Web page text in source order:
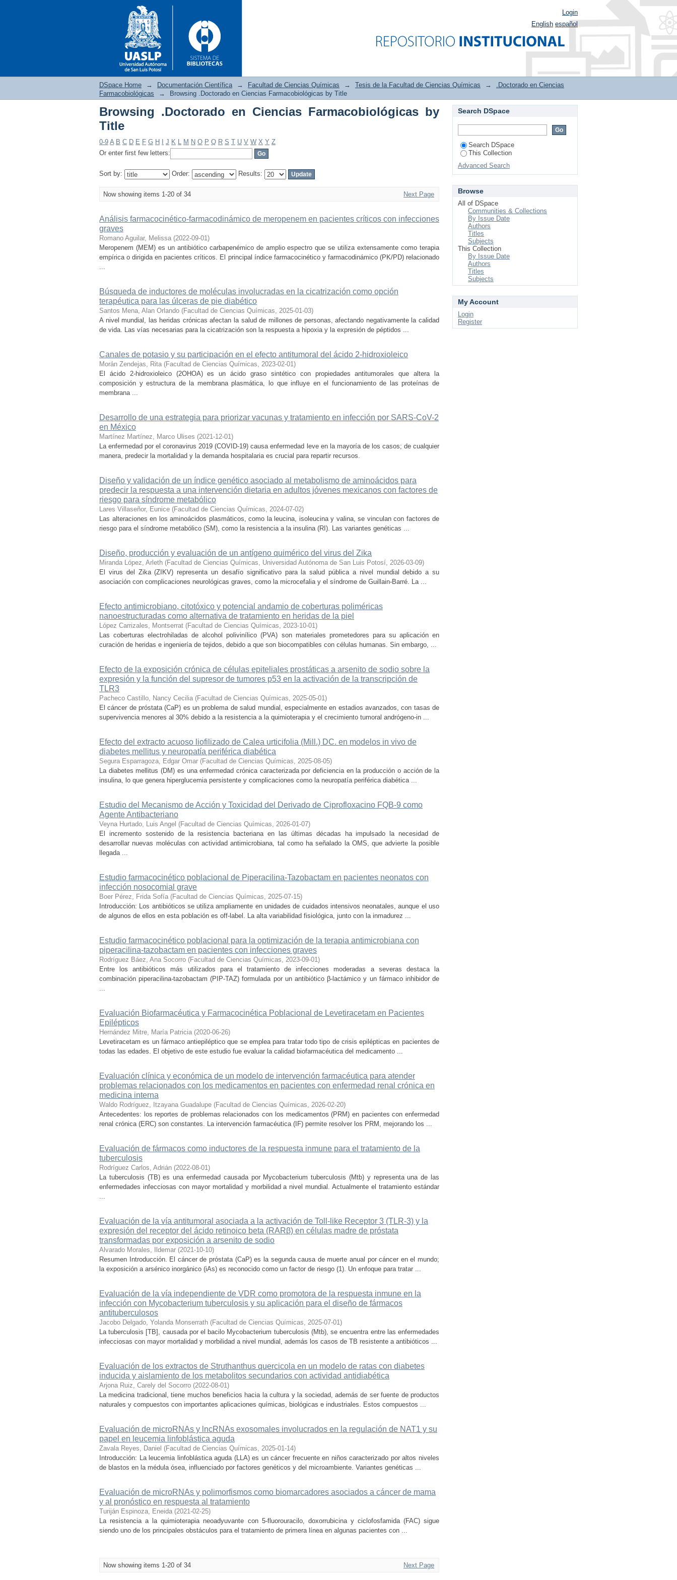
Browsing .Doctorado en Ciencias Farmacobiológicas by Title
Login
English español
DSpace Home → Documentación Científica → Facultad de Ciencias Químicas → Tesis de la Facultad de Ciencias Químicas →
.Doctorado en Ciencias
Farmacobiológicas
→ Browsing .Doctorado en Ciencias Farmacobiológicas by Title
Browsing .Doctorado en Ciencias Farmacobiológicas by
Title
0-9 A B C D E F G H J K L M N O P Q R S T U V W X Y Z
Or enter first few letters:
Sort by: Order: Results:
Now showing items 1-20 of 34 Next Page
Análisis farmacocinético-farmacodinámico de meropenem en pacientes críticos con infecciones
graves
Romano Aguilar, Melissa (2022-09-01)
Meropenem (MEM) es un antibiótico carbapenémico de amplio espectro que se utiliza extensamente como terapia
empírica o dirigida en pacientes críticos. El principal índice farmacocinético y farmacodinámico (PK/PD) relacionado
...
Búsqueda de inductores de moléculas involucradas en la cicatrización como opción
terapéutica para las úlceras de pie diabético
Santos Mena, Alan Orlando (Facultad de Ciencias Químicas, 2025-01-03)
A nivel mundial, las heridas crónicas afectan la salud de millones de personas, afectando negativamente la calidad
de vida. Las vías necesarias para la cicatrización son la respuesta a hipoxia y la expresión de péptidos ...
Canales de potasio y su participación en el efecto antitumoral del ácido 2-hidroxioleico
Morán Zendejas, Rita (Facultad de Ciencias Químicas, 2023-02-01)
El ácido 2-hidroxioleico (2OHOA) es un ácido graso sintético con propiedades antitumorales que altera la
composición y estructura de la membrana plasmática, lo que influye en el funcionamiento de las proteínas de
membrana ...
Desarrollo de una estrategia para priorizar vacunas y tratamiento en infección por SARS-CoV-2
en México
Martínez Martínez, Marco Ulises (2021-12-01)
La enfermedad por el coronavirus 2019 (COVID-19) causa enfermedad leve en la mayoría de los casos; de cualquier
manera, predecir la mortalidad y la demanda hospitalaria es crucial para repartir recursos.
Diseño y validación de un índice genético asociado al metabolismo de aminoácidos para
predecir la respuesta a una intervención dietaria en adultos jóvenes mexicanos con factores de
riesgo para síndrome metabólico
Lares Villaseñor, Eunice (Facultad de Ciencias Químicas, 2024-07-02)
Las alteraciones en los aminoácidos plasmáticos, como la leucina, isoleucina y valina, se vinculan con factores de
riesgo para el síndrome metabólico (SM), como la resistencia a la insulina (RI). Las variantes genéticas ...
Diseño, producción y evaluación de un antígeno quimérico del virus del Zika
Miranda López, Arleth (Facultad de Ciencias Químicas, Universidad Autónoma de San Luis Potosí, 2026-03-09)
El virus del Zika (ZIKV) representa un desafío significativo para la salud pública a nivel mundial debido a su
asociación con complicaciones neurológicas graves, como la microcefalia y el síndrome de Guillain-Barré. La ...
Efecto antimicrobiano, citotóxico y potencial andamio de coberturas poliméricas
nanoestructuradas como alternativa de tratamiento en heridas de la piel
López Carrizales, Montserrat (Facultad de Ciencias Químicas, 2023-10-01)
Las coberturas electrohiladas de alcohol polivinílico (PVA) son materiales prometedores para su aplicación en
curación de heridas e ingeniería de tejidos, debido a que son biocompatibles con células humanas. Sin embargo, ...
Efecto de la exposición crónica de células epiteliales prostáticas a arsenito de sodio sobre la
expresión y la función del supresor de tumores p53 en la activación de la transcripción de
TLR3
Pacheco Castillo, Nancy Cecilia (Facultad de Ciencias Químicas, 2025-05-01)
El cáncer de próstata (CaP) es un problema de salud mundial, especialmente en estadios avanzados, con tasas de
supervivencia menores al 30% debido a la resistencia a la quimioterapia y el crecimiento tumoral andrógeno-in ...
Efecto del extracto acuoso liofilizado de Calea urticifolia (Mill.) DC. en modelos in vivo de
diabetes mellitus y neuropatía periférica diabética
Segura Esparragoza, Edgar Omar (Facultad de Ciencias Químicas, 2025-08-05)
La diabetes mellitus (DM) es una enfermedad crónica caracterizada por deficiencia en la producción o acción de la
insulina, lo que genera hiperglucemia persistente y complicaciones como la neuropatía periférica diabética ...
Estudio del Mecanismo de Acción y Toxicidad del Derivado de Ciprofloxacino FQB-9 como
Agente Antibacteriano
Veyna Hurtado, Luis Angel (Facultad de Ciencias Químicas, 2026-01-07)
El incremento sostenido de la resistencia bacteriana en las últimas décadas ha impulsado la necesidad de
desarrollar nuevas moléculas con actividad antimicrobiana, tal como ha señalado la OMS, que advierte la posible
llegada ...
Estudio farmacocinético poblacional de Piperacilina-Tazobactam en pacientes neonatos con
infección nosocomial grave
Boer Pérez, Frida Sofía (Facultad de Ciencias Químicas, 2025-07-15)
Introducción: Los antibióticos se utiliza ampliamente en unidades de cuidados intensivos neonatales, aunque el uso
de algunos de ellos en esta población es off-label. La alta variabilidad fisiológica, junto con la inmadurez ...
Estudio farmacocinético poblacional para la optimización de la terapia antimicrobiana con
piperacilina-tazobactam en pacientes con infecciones graves
Rodríguez Báez, Ana Socorro (Facultad de Ciencias Químicas, 2023-09-01)
Entre los antibióticos más utilizados para el tratamiento de infecciones moderadas a severas destaca la
combinación piperacilina-tazobactam (PIP-TAZ) formulada por un antibiótico β-lactámico y un fármaco inhibidor de
...
Evaluación Biofarmacéutica y Farmacocinética Poblacional de Levetiracetam en Pacientes
Epilépticos
Hernández Mitre, María Patricia (2020-06-26)
Levetiracetam es un fármaco antiepiléptico que se emplea para tratar todo tipo de crisis epilépticas en pacientes de
todas las edades. El objetivo de este estudio fue evaluar la calidad biofarmacéutica del medicamento ...
Evaluación clínica y económica de un modelo de intervención farmacéutica para atender
problemas relacionados con los medicamentos en pacientes con enfermedad renal crónica en
medicina interna
Waldo Rodríguez, Itzayana Guadalupe (Facultad de Ciencias Químicas, 2026-02-20)
Antecedentes: los reportes de problemas relacionados con los medicamentos (PRM) en pacientes con enfermedad
renal crónica (ERC) son constantes. La intervención farmacéutica (IF) permite resolver los PRM, mejorando los ...
Evaluación de fármacos como inductores de la respuesta inmune para el tratamiento de la
tuberculosis
Rodríguez Carlos, Adrián (2022-08-01)
La tuberculosis (TB) es una enfermedad causada por Mycobacterium tuberculosis (Mtb) y representa una de las
enfermedades infecciosas con mayor mortalidad y morbilidad a nivel mundial. Actualmente el tratamiento estándar
...
Evaluación de la vía antitumoral asociada a la activación de Toll-like Receptor 3 (TLR-3) y la
expresión del receptor del ácido retinoico beta (RARβ) en células madre de próstata
transformadas por exposición a arsenito de sodio
Alvarado Morales, Ildemar (2021-10-10)
Resumen Introducción. El cáncer de próstata (CaP) es la segunda causa de muerte anual por cáncer en el mundo;
la exposición a arsénico inorgánico (iAs) es reconocido como un factor de riesgo (1). Un enfoque para tratar ...
Evaluación de la vía independiente de VDR como promotora de la respuesta inmune en la
infección con Mycobacterium tuberculosis y su aplicación para el diseño de fármacos
antituberculosos
Jacobo Delgado, Yolanda Monserrath (Facultad de Ciencias Químicas, 2025-07-01)
La tuberculosis [TB], causada por el bacilo Mycobacterium tuberculosis (Mtb), se encuentra entre las enfermedades
infecciosas con mayor mortalidad y morbilidad a nivel mundial, además los casos de TB resistente a antibióticos ...
Evaluación de los extractos de Struthanthus quercicola en un modelo de ratas con diabetes
inducida y aislamiento de los metabolitos secundarios con actividad antidiabética
Arjona Ruiz, Carely del Socorro (2022-08-01)
La medicina tradicional, tiene muchos beneficios hacia la cultura y la sociedad, además de ser fuente de productos
naturales y compuestos con importantes aplicaciones químicas, biológicas e industriales. Estos compuestos ...
Evaluación de microRNAs y lncRNAs exosomales involucrados en la regulación de NAT1 y su
papel en leucemia linfoblástica aguda
Zavala Reyes, Daniel (Facultad de Ciencias Químicas, 2025-01-14)
Introducción: La leucemia linfoblástica aguda (LLA) es un cáncer frecuente en niños caracterizado por altos niveles
de blastos en la médula ósea, influenciado por factores genéticos y del microambiente. Variantes genéticas ...
Evaluación de microRNAs y polimorfismos como biomarcadores asociados a cáncer de mama
y al pronóstico en respuesta al tratamiento
Turiján Espinoza, Eneida (2021-02-25)
La resistencia a la quimioterapia neoadyuvante con 5-fluorouracilo, doxorrubicina y ciclofosfamida (FAC) sigue
siendo uno de los principales obstáculos para el tratamiento de primera línea en algunas pacientes con ...
Now showing items 1-20 of 34 Next Page
Search DSpace
Search DSpace
This Collection
Advanced Search
Browse
All of DSpace
Communities & Collections
By Issue Date
Authors
Titles
Subjects
This Collection
By Issue Date
Authors
Titles
Subjects
My Account
Login
Register